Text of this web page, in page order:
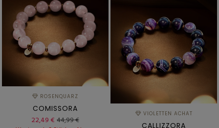
ROSENQUARZ
COMISSORA
22,49 € 44,99 €
VIOLETTEN ACHAT
CALLIZZORA